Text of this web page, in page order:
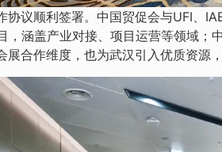
协议顺利签署。中国贸促会与UFI、
，涵盖产业对接、项目运营等领域
合作维度，也为武汉引入优质资源，